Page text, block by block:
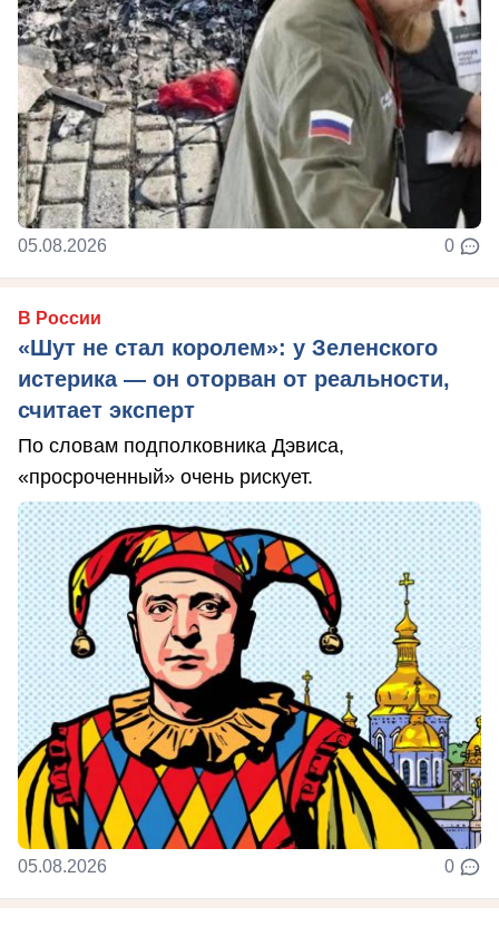
05.08.2026 0
В России
«Шут не стал королем»: у Зеленского
истерика — он оторван от реальности,
считает эксперт
По словам подполковника Дэвиса,
«просроченный» очень рискует.
05.08.2026 0